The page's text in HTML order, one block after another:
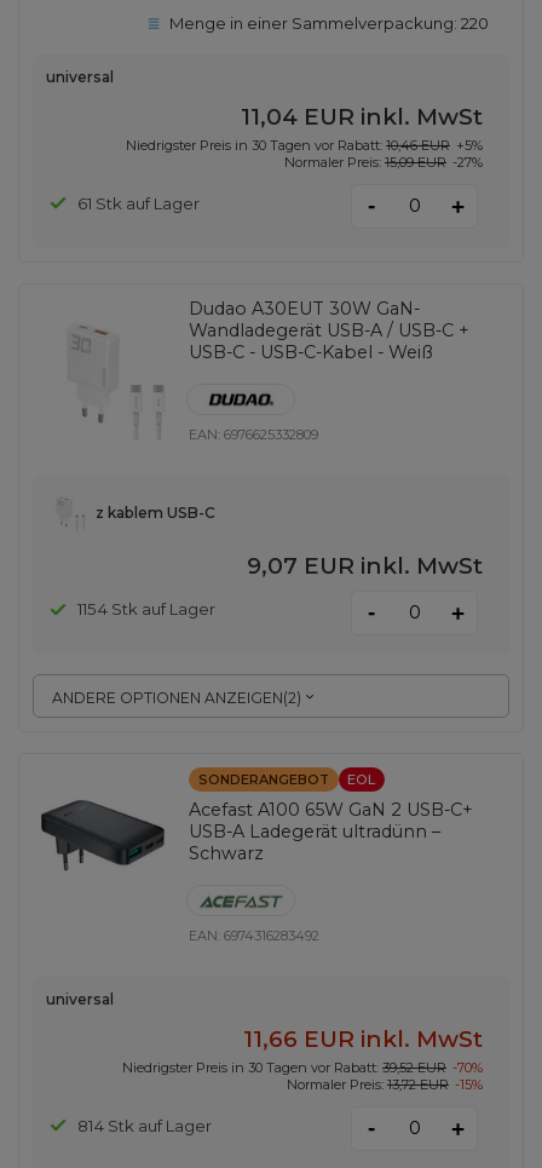
Menge in einer Sammelverpackung:220
universal
11,04 EUR inkl. MwSt
Niedrigster Preis in 30 Tagen vor Rabatt: 10,46 EUR +5%
Normaler Preis: 15,09 EUR -27%
61 Stk auf Lager - +
Dudao A30EUT 30W GaN-
Wandladegerät USB-A / USB-C +
USB-C - USB-C-Kabel - Weiß
EAN:6976625332809
ANDERE OPTIONEN ANZEIGEN(2)
z kablem USB-C
9,07 EUR inkl. MwSt
1154 Stk auf Lager - +
SONDERANGEBOT EOL
Acefast A100 65W GaN 2 USB-C+
USB-A Ladegerät ultradünn –
Schwarz
EAN:6974316283492
universal
11,66 EUR inkl. MwSt
Niedrigster Preis in 30 Tagen vor Rabatt: 39,52 EUR -70%
Normaler Preis: 13,72 EUR -15%
814 Stk auf Lager - +